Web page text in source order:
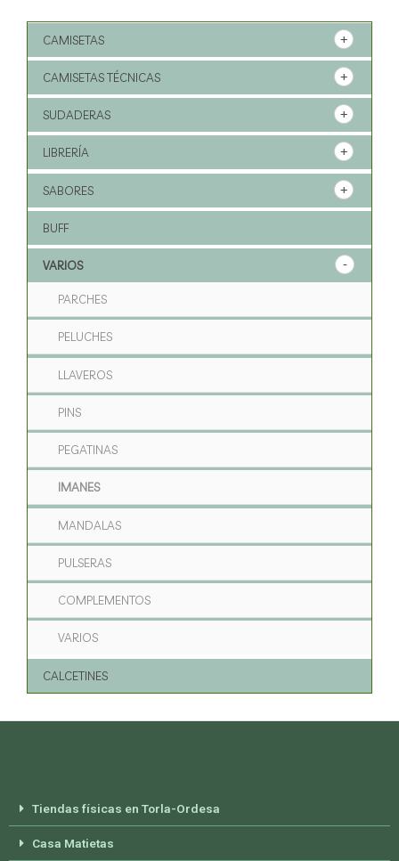
CAMISETAS
CAMISETAS TÉCNICAS
SUDADERAS
LIBRERÍA
SABORES
BUFF
VARIOS
PARCHES
PELUCHES
LLAVEROS
PINS
PEGATINAS
IMANES
MANDALAS
PULSERAS
COMPLEMENTOS
VARIOS
CALCETINES
Tiendas físicas en Torla-Ordesa
Casa Matietas